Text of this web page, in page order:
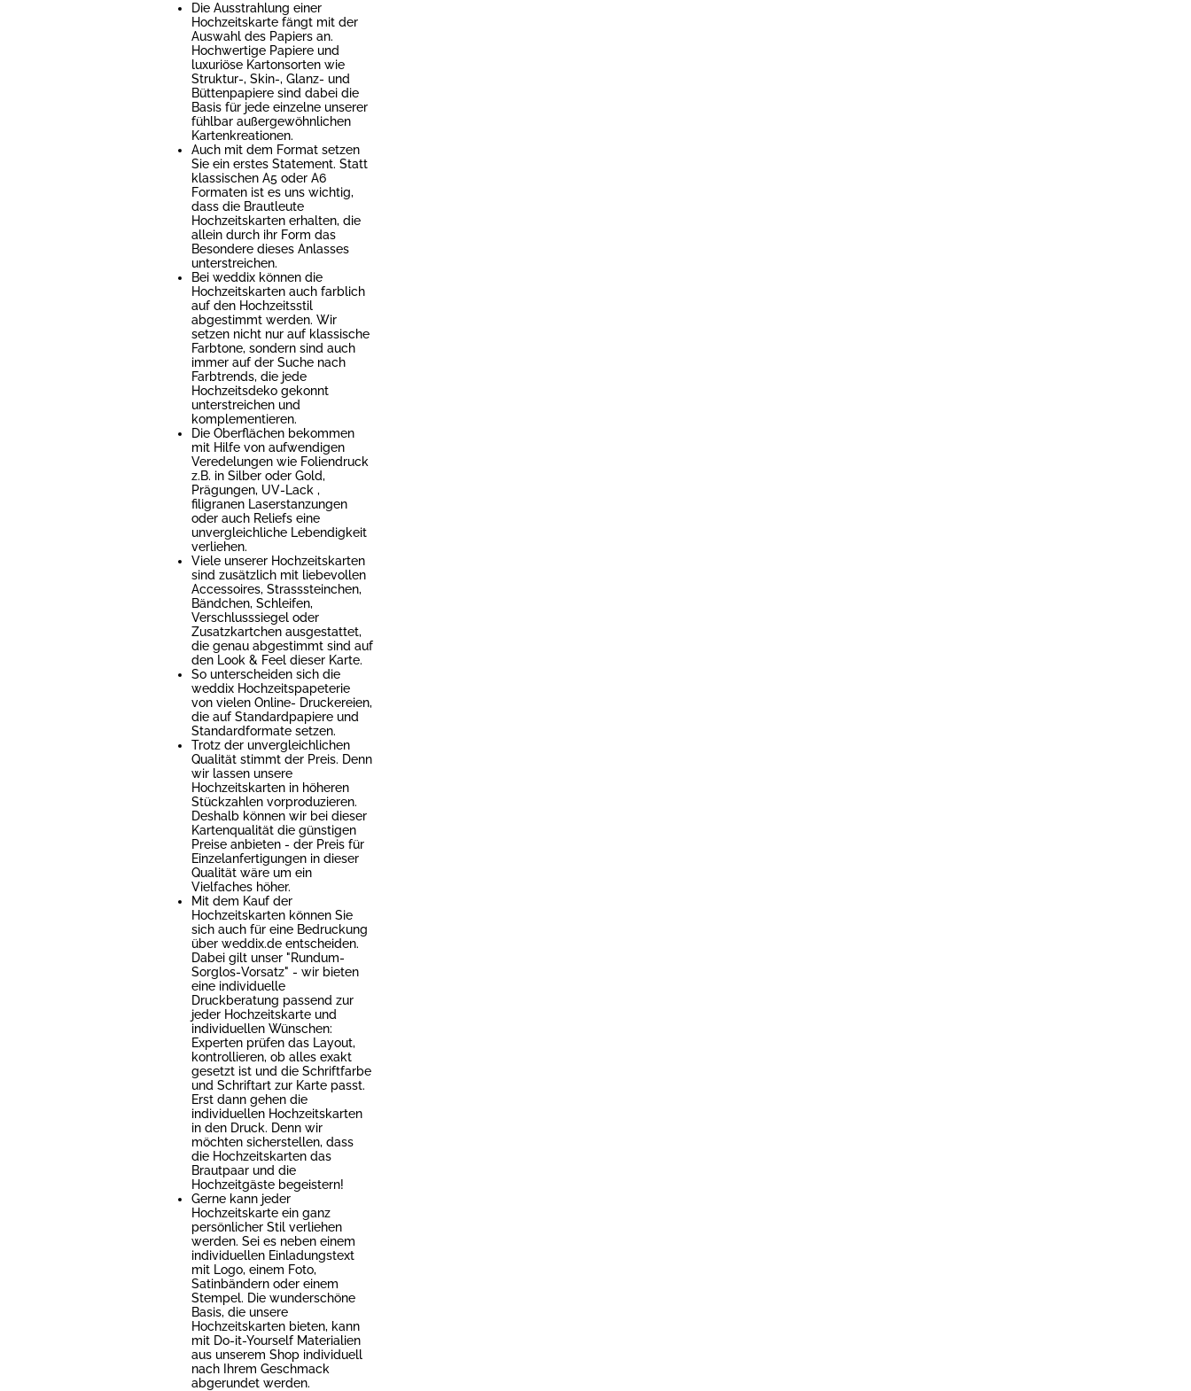
Die Ausstrahlung einer
Hochzeitskarte fängt mit der
Auswahl des Papiers an.
Hochwertige Papiere und
luxuriöse Kartonsorten wie
Struktur-, Skin-, Glanz- und
Büttenpapiere sind dabei die
Basis für jede einzelne unserer
fühlbar außergewöhnlichen
Kartenkreationen.
Auch mit dem Format setzen
Sie ein erstes Statement. Statt
klassischen A5 oder A6
Formaten ist es uns wichtig,
dass die Brautleute
Hochzeitskarten erhalten, die
allein durch ihr Form das
Besondere dieses Anlasses
unterstreichen.
Bei weddix können die
Hochzeitskarten auch farblich
auf den Hochzeitsstil
abgestimmt werden. Wir
setzen nicht nur auf klassische
Farbtone, sondern sind auch
immer auf der Suche nach
Farbtrends, die jede
Hochzeitsdeko gekonnt
unterstreichen und
komplementieren.
Die Oberflächen bekommen
mit Hilfe von aufwendigen
Veredelungen wie Foliendruck
z.B. in Silber oder Gold,
Prägungen, UV-Lack ,
filigranen Laserstanzungen
oder auch Reliefs eine
unvergleichliche Lebendigkeit
verliehen.
Viele unserer Hochzeitskarten
sind zusätzlich mit liebevollen
Accessoires, Strasssteinchen,
Bändchen, Schleifen,
Verschlusssiegel oder
Zusatzkartchen ausgestattet,
die genau abgestimmt sind auf
den Look & Feel dieser Karte.
So unterscheiden sich die
weddix Hochzeitspapeterie
von vielen Online- Druckereien,
die auf Standardpapiere und
Standardformate setzen.
Trotz der unvergleichlichen
Qualität stimmt der Preis. Denn
wir lassen unsere
Hochzeitskarten in höheren
Stückzahlen vorproduzieren.
Deshalb können wir bei dieser
Kartenqualität die günstigen
Preise anbieten - der Preis für
Einzelanfertigungen in dieser
Qualität wäre um ein
Vielfaches höher.
Mit dem Kauf der
Hochzeitskarten können Sie
sich auch für eine Bedruckung
über weddix.de entscheiden.
Dabei gilt unser "Rundum-
Sorglos-Vorsatz" - wir bieten
eine individuelle
Druckberatung passend zur
jeder Hochzeitskarte und
individuellen Wünschen:
Experten prüfen das Layout,
kontrollieren, ob alles exakt
gesetzt ist und die Schriftfarbe
und Schriftart zur Karte passt.
Erst dann gehen die
individuellen Hochzeitskarten
in den Druck. Denn wir
möchten sicherstellen, dass
die Hochzeitskarten das
Brautpaar und die
Hochzeitgäste begeistern!
Gerne kann jeder
Hochzeitskarte ein ganz
persönlicher Stil verliehen
werden. Sei es neben einem
individuellen Einladungstext
mit Logo, einem Foto,
Satinbändern oder einem
Stempel. Die wunderschöne
Basis, die unsere
Hochzeitskarten bieten, kann
mit Do-it-Yourself Materialien
aus unserem Shop individuell
nach Ihrem Geschmack
abgerundet werden.